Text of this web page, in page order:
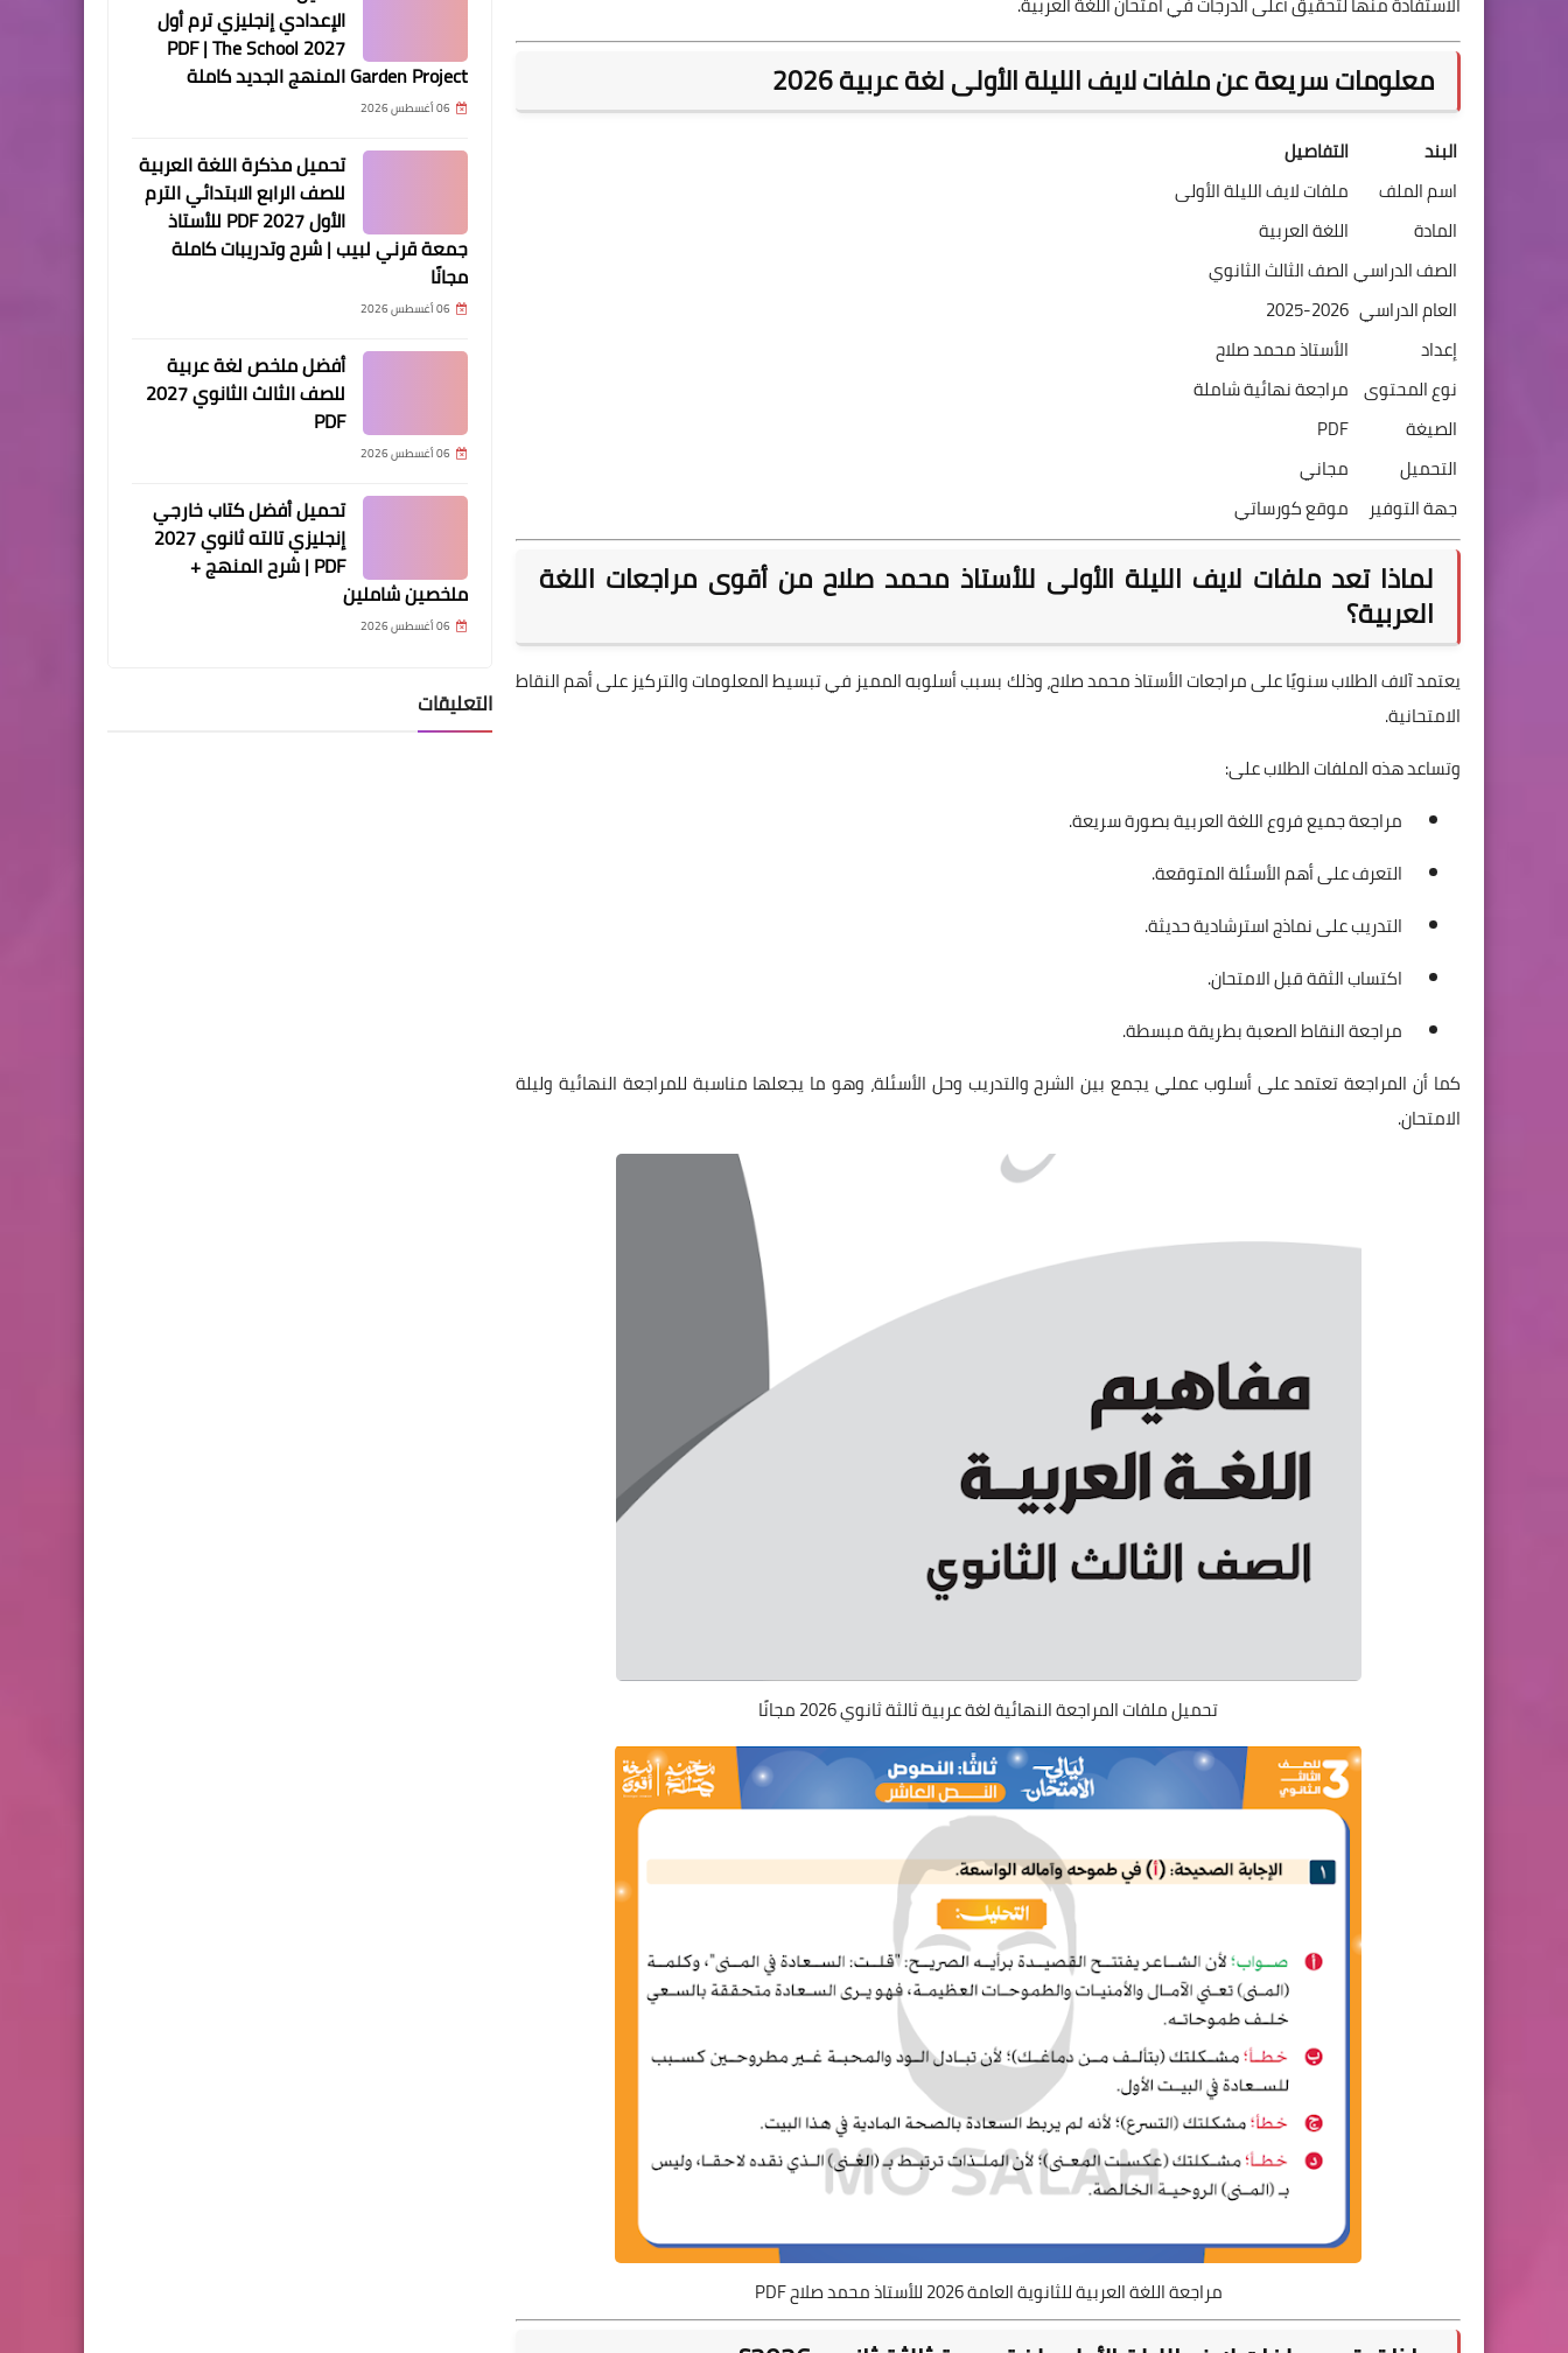
معلومات سريعة عن ملفات لايف الليلة الأولى لغة عربية 2026
البند
التفاصيل
اسم الملف
ملفات لايف الليلة الأولى
المادة
اللغة العربية
الصف الدراسيالصف الثالث الثانوي
العام الدراسي 2025-2026
إعداد
الأستاذ محمد صلاح
نوع المحتوى مراجعة نهائية شاملة
الصيغة
PDF
التحميل
مجاني
جهة التوفير
موقع كورساتي
لماذا تعد ملفات لايف الليلة الأولى للأستاذ محمد صلاح من أقوى مراجعات اللغة
العربية؟
يعتمد آلاف الطلاب سنويًا على مراجعات الأستاذ محمد صلاح، وذلك بسبب أسلوبه المميز في تبسيط المعلومات والتركيز على أهم النقاط
الامتحانية.
وتساعد هذه الملفات الطلاب على:
مراجعة جميع فروع اللغة العربية بصورة سريعة.
التعرف على أهم الأسئلة المتوقعة.
التدريب على نماذج استرشادية حديثة.
اكتساب الثقة قبل الامتحان.
مراجعة النقاط الصعبة بطريقة مبسطة.
كما أن المراجعة تعتمد على أسلوب عملي يجمع بين الشرح والتدريب وحل الأسئلة، وهو ما يجعلها مناسبة للمراجعة النهائية وليلة
الامتحان.
تحميل ملفات المراجعة النهائية لغة عربية ثالثة ثانوي 2026 مجانًا
مراجعة اللغة العربية للثانوية العامة 2026 للأستاذ محمد صلاح PDF
الإعدادي إنجليزي ترم أول
2027 PDF | The School
Garden Project المنهج الجديد كاملة
06 أغسطس 2026
تحميل مذكرة اللغة العربية
للصف الرابع الابتدائي الترم
الأول 2027 PDF للأستاذ
جمعة قرني لبيب | شرح وتدريبات كاملة
مجانًا
06 أغسطس 2026
أفضل ملخص لغة عربية
للصف الثالث الثانوي 2027
PDF
06 أغسطس 2026
تحميل أفضل كتاب خارجي
إنجليزي تالته ثانوي 2027
PDF | شرح المنهج +
ملخصين شاملين
06 أغسطس 2026
التعليقات